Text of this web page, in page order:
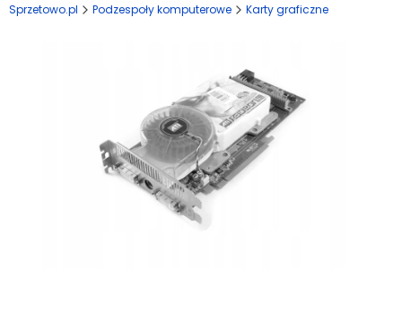
Sprzetowo.pl Podzespoły komputerowe Karty graficzne